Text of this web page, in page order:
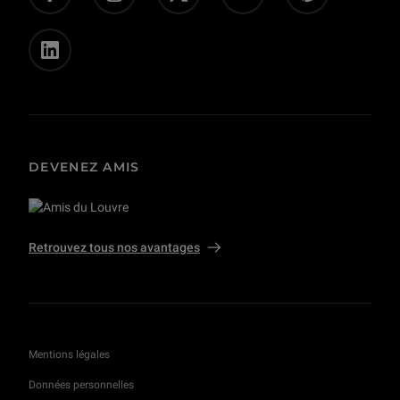
DEVENEZ AMIS
Retrouvez tous nos avantages
Mentions légales
Données personnelles